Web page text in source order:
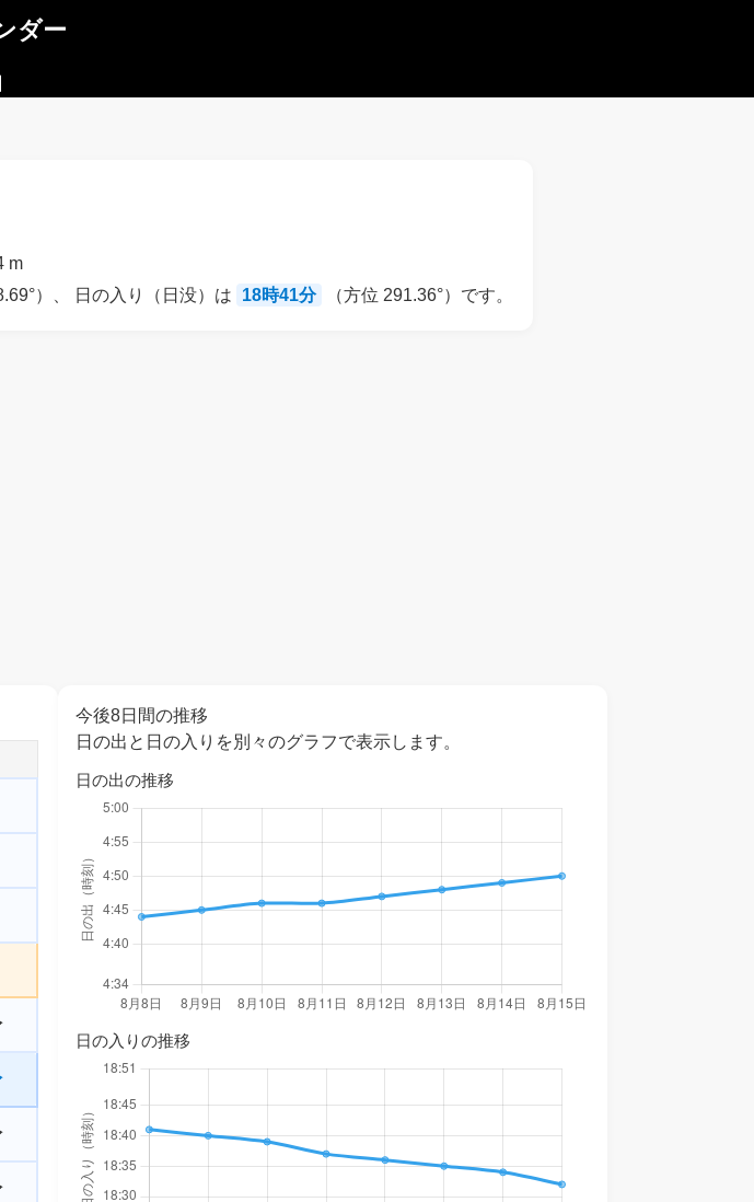
ダー
m
）、 日の入り（日没）は 18時41分 （方位 291.36°）です。
今後8日間の推移
日の出と日の入りを別々のグラフで表示します。
日の出の推移
日の入りの推移